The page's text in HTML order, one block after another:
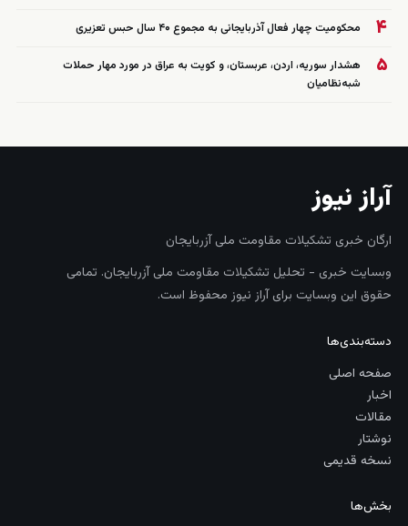
۴ محکومیت چهار فعال آذربایجانی به مجموع ۴۰ سال حبس تعزیری
۵
هشدار سوریه، اردن، عربستان، و کویت به عراق در مورد مهار حملات
شبه‌نظامیان
آراز نیوز
ارگان خبری تشکیلات مقاومت ملی آزربایجان
وبسایت خبری - تحلیل تشکیلات مقاومت ملی آزربایجان. تمامی
حقوق این وبسایت برای آراز نیوز محفوظ است.
دسته‌بندی‌ها
صفحه اصلی
اخبار
مقالات
نوشتار
نسخه قدیمی
بخش‌ها